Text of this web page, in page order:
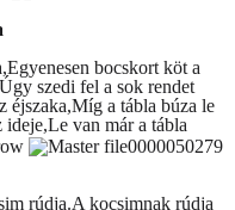
bocskort köt a
szedi fel a sok rendet
éjszaka,Míg a tábla búza le
van már a tábla
rúdja.A kocsimnak rúdja